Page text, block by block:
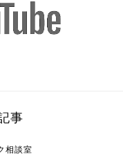
事
相談室